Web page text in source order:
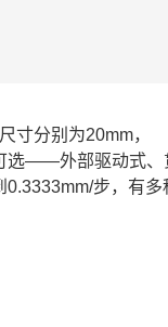
寸分别为20mm，
选——外部驱动式、
0.3333mm/步，有多